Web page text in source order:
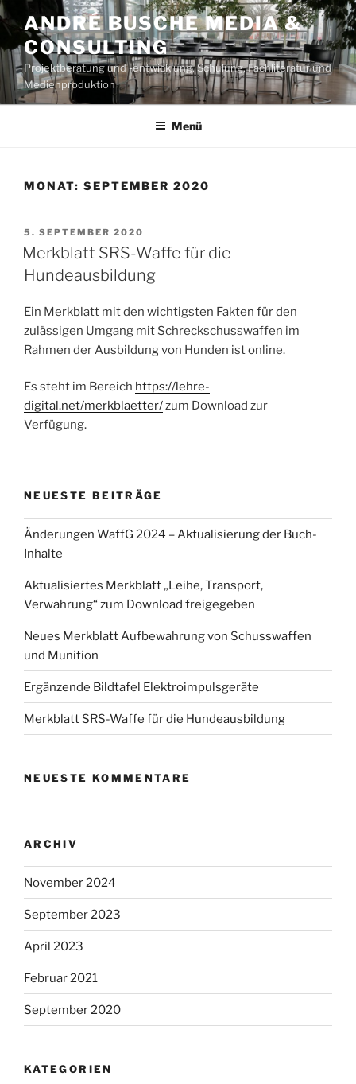
Zum
Inhalt
springen
ANDRÉ BUSCHE MEDIA &
CONSULTING
Projektberatung und -entwicklung, Schulung, Fachliteratur und
Medienproduktion
Menü
MONAT: SEPTEMBER 2020
VERÖFFENTLICHT
AM
5. SEPTEMBER 2020
Merkblatt SRS-Waffe für die
Hundeausbildung
Ein Merkblatt mit den wichtigsten Fakten für den
zulässigen Umgang mit Schreckschusswaffen im
Rahmen der Ausbildung von Hunden ist online.
Es steht im Bereich https://lehre-
digital.net/merkblaetter/zum Download zur
Verfügung.
NEUESTE BEITRÄGE
Änderungen WaffG 2024 – Aktualisierung der Buch-
Inhalte
Aktualisiertes Merkblatt „Leihe, Transport,
Verwahrung“ zum Download freigegeben
Neues Merkblatt Aufbewahrung von Schusswaffen
und Munition
Ergänzende Bildtafel Elektroimpulsgeräte
Merkblatt SRS-Waffe für die Hundeausbildung
NEUESTE KOMMENTARE
ARCHIV
November 2024
September 2023
April 2023
Februar 2021
September 2020
KATEGORIEN